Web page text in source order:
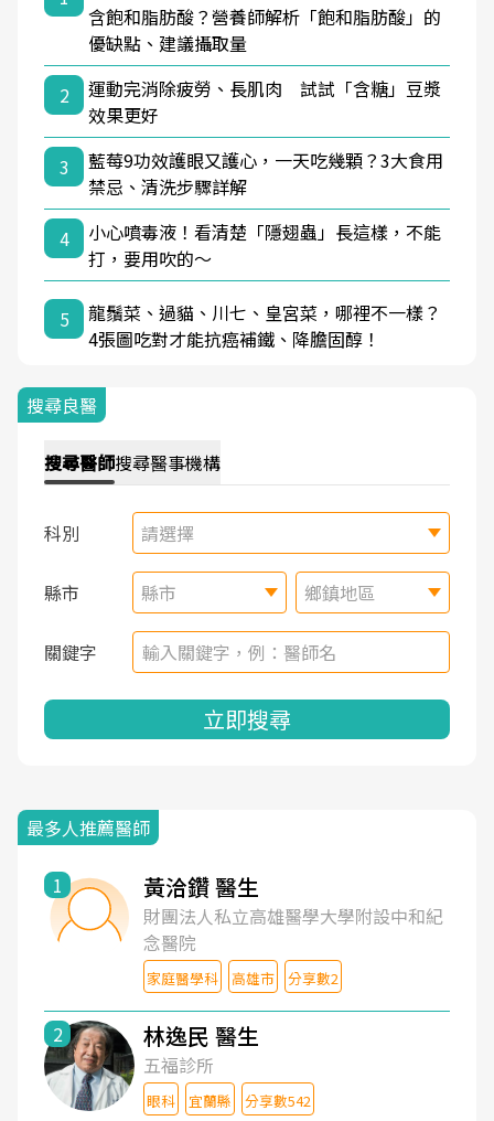
含飽和脂肪酸？營養師解析「飽和脂肪酸」的
優缺點、建議攝取量
2
運動完消除疲勞、長肌肉 試試「含糖」豆漿
效果更好
3
藍莓9功效護眼又護心，一天吃幾顆？3大食用
禁忌、清洗步驟詳解
4
小心噴毒液！看清楚「隱翅蟲」長這樣，不能
打，要用吹的～
5
龍鬚菜、過貓、川七、皇宮菜，哪裡不一樣？
4張圖吃對才能抗癌補鐵、降膽固醇！
搜尋良醫
搜尋醫師搜尋醫事機構
科別 請選擇
縣市 縣市 鄉鎮地區
關鍵字
立即搜尋
最多人推薦醫師
1 黃洽鑽 醫生
財團法人私立高雄醫學大學附設中和紀
念醫院
家庭醫學科 高雄市 分享數2
2 林逸民 醫生
五福診所
眼科 宜蘭縣 分享數542